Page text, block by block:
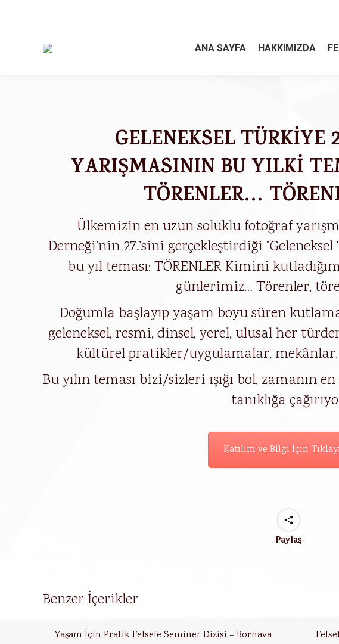
ANA SAYFA HAKKIMIZDA
GELENEKSEL TÜRKİYE
YARIŞMASININ BU YILKİ
TÖRENLER…
Ülkemizin en uzun soluklu fotoğraf
Derneği’nin 27.’sini gerçekleştirdiği
bu yıl teması: TÖRENLER Kimini
günlerimiz… Törenler,
Doğumla başlayıp yaşam boyu süren
geleneksel, resmi, dinsel, yerel, ulusal her
kültürel pratikler/uygulamalar, mekânlar…
Bu yılın teması bizi/sizleri ışığı bol, zamanın
tanıklığa
Katılım ve Bilgi İçin
Paylaş
Benzer İçerikler
Yaşam İçin Pratik Felsefe Seminer Dizisi – Bornava